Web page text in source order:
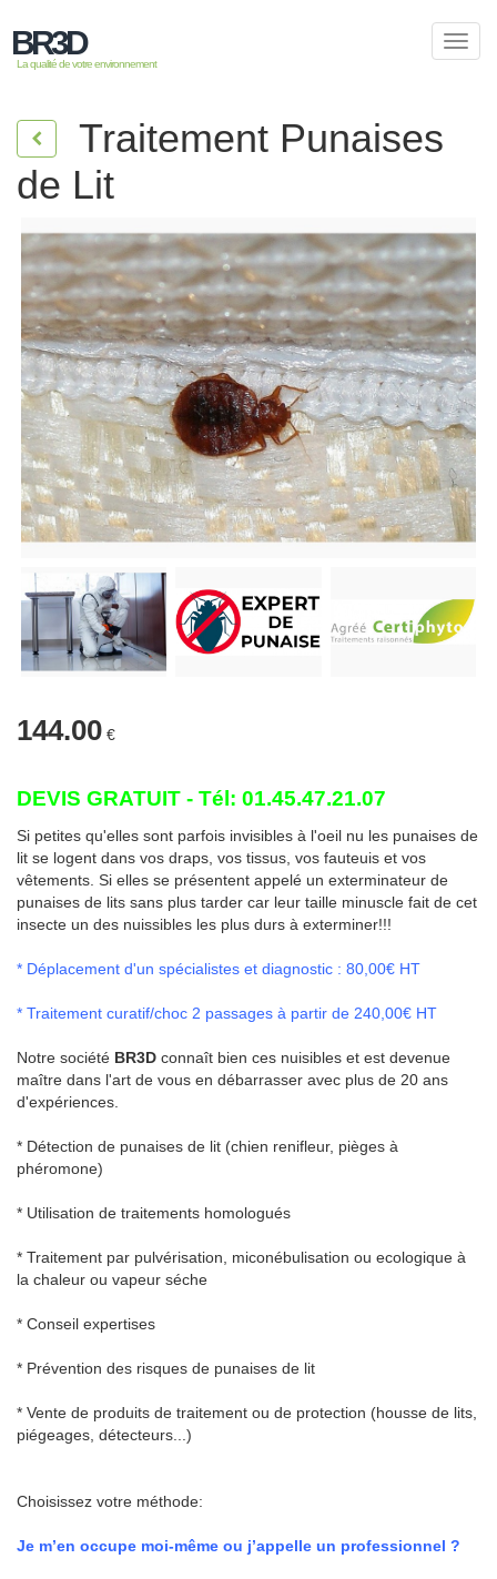
BR3D
La qualité de votre environnement
Traitement Punaises
de Lit
144.00 €
DEVIS GRATUIT - Tél: 01.45.47.21.07
Si petites qu'elles sont parfois invisibles à l'oeil nu les punaises de
lit se logent dans vos draps, vos tissus, vos fauteuis et vos
vêtements. Si elles se présentent appelé un exterminateur de
punaises de lits sans plus tarder car leur taille minuscle fait de cet
insecte un des nuissibles les plus durs à exterminer!!!
* Déplacement d'un spécialistes et diagnostic : 80,00€ HT
* Traitement curatif/choc 2 passages à partir de 240,00€ HT
Notre société BR3D connaît bien ces nuisibles et est devenue
maître dans l'art de vous en débarrasser avec plus de 20 ans
d'expériences.
* Détection de punaises de lit (chien renifleur, pièges à
phéromone)
* Utilisation de traitements homologués
* Traitement par pulvérisation, miconébulisation ou ecologique à
la chaleur ou vapeur séche
* Conseil expertises
* Prévention des risques de punaises de lit
* Vente de produits de traitement ou de protection (housse de lits,
piégeages, détecteurs...)
Choisissez votre méthode:
Je m’en occupe moi-même ou j’appelle un professionnel ?